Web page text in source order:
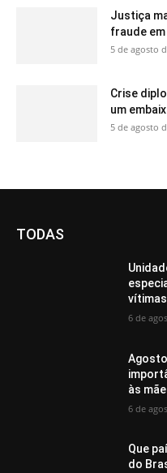
Justiça
fraude
5 de agosto
Crise
um
5 de agosto
TODAS
6 de
às
6 de
Que
do